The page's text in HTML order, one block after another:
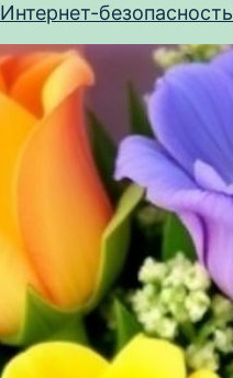
Интернет-безопасность